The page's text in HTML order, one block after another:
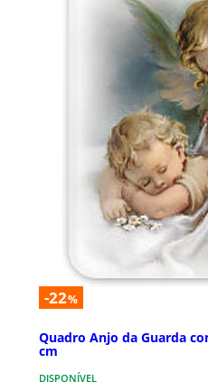
-22%
Quadro Anjo da Guarda
cm
DISPONÍVEL